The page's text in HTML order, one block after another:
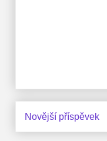
Novější příspěvek